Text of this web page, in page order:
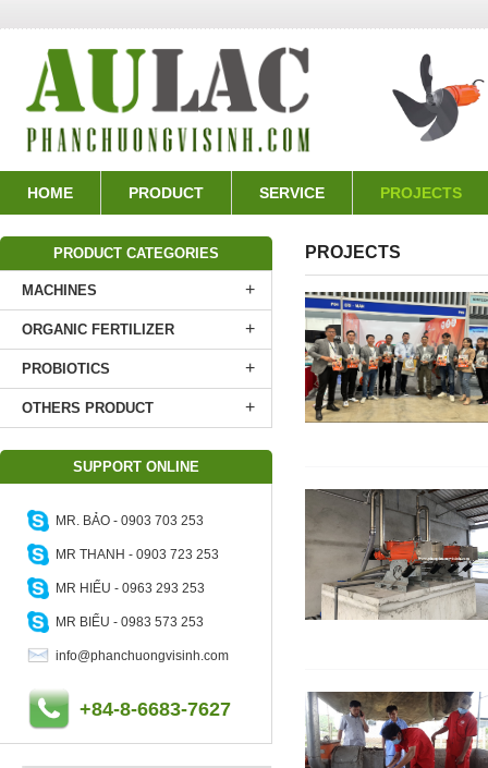
HOME PRODUCT SERVICE PROJECTS
PROJECTS
PRODUCT CATEGORIES
MACHINES +
ORGANIC FERTILIZER +
PROBIOTICS +
OTHERS PRODUCT +
SUPPORT ONLINE
MR. BẢO - 0903 703 253
MR THANH - 0903 723 253
MR HIẾU - 0963 293 253
MR BIỂU - 0983 573 253
info@phanchuongvisinh.com
+84-8-6683-7627